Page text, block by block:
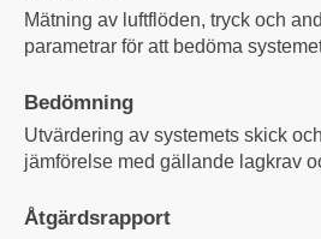
Mätning av luftflöden, tryck och
parametrar för att bedöma
Bedömning
Utvärdering av systemets skick
jämförelse med gällande lagkrav
Åtgärdsrapport